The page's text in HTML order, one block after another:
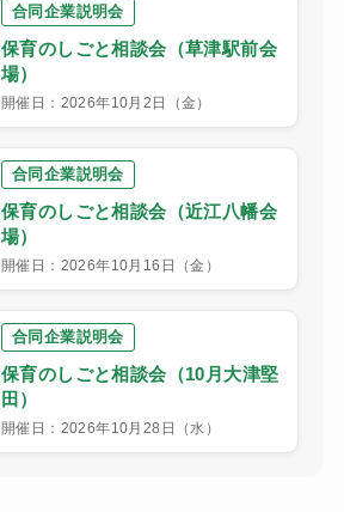
合同企業説明会
保育のしごと相談会（草津駅前会
場）
開催日：2026年10月2日（金）
合同企業説明会
保育のしごと相談会（近江八幡会
場）
開催日：2026年10月16日（金）
合同企業説明会
保育のしごと相談会（10月大津堅
田）
開催日：2026年10月28日（水）